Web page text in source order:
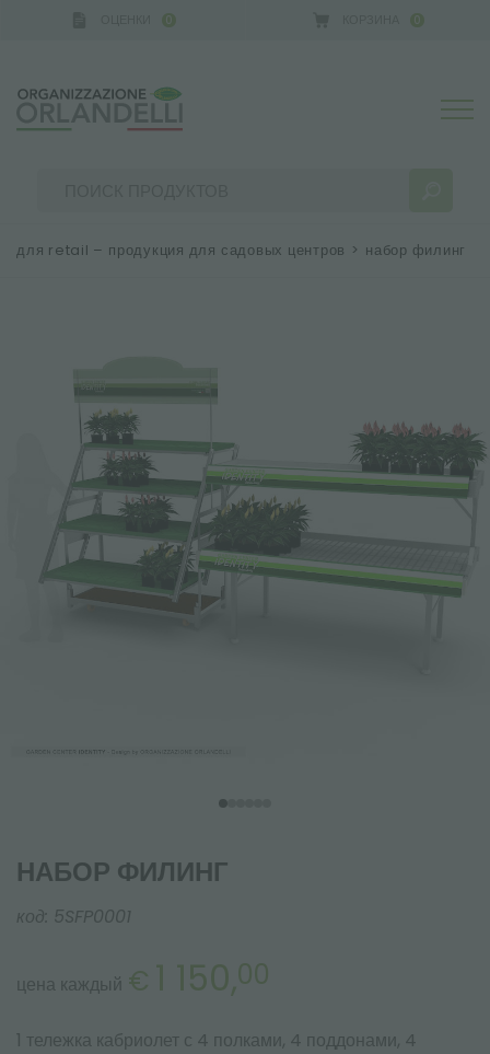
0 0
БОЛЬШЕ РЕЗУЛЬТАТОВ ДЛЯ ВАС:
для retail – продукция для садовых центров > набор филинг
НАБОР ФИЛИНГ
код: 5SFP0001
цена каждый € 1 150,00
1 тележка кабриолет с 4 полками, 4 поддонами, 4